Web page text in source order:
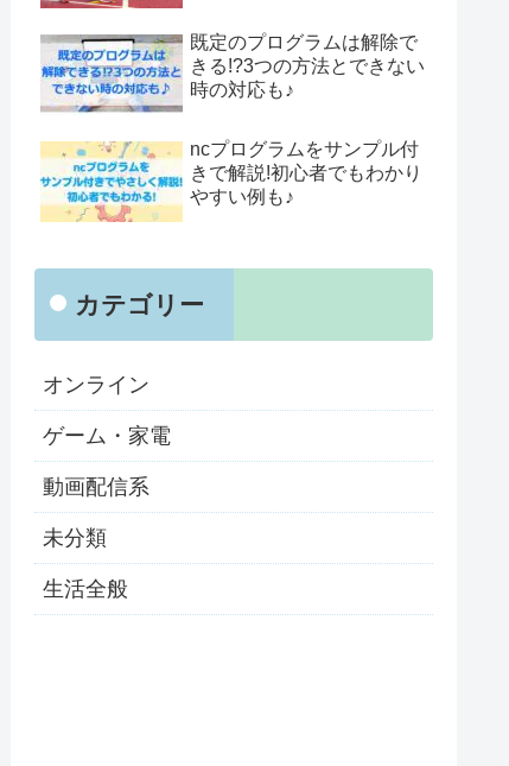
既定のプログラムは解除で
きる!?3つの方法とできない
時の対応も♪
ncプログラムをサンプル付
きで解説!初心者でもわかり
やすい例も♪
カテゴリー
オンライン
ゲーム・家電
動画配信系
未分類
生活全般